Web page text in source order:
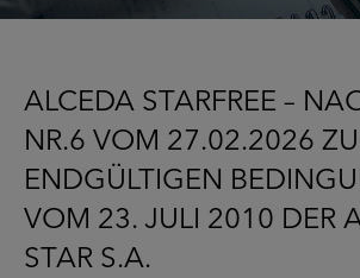
ALCEDA STARFREE –
NR.6 VOM 27.02.2026
ENDGÜLTIGEN
VOM 23. JULI 2010 DER
STAR S.A.